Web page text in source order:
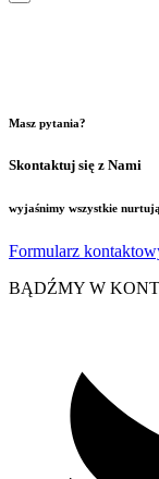
Masz pytania?
Skontaktuj się z Nami
wyjaśnimy wszystkie
Formularz
BĄDŹMY W